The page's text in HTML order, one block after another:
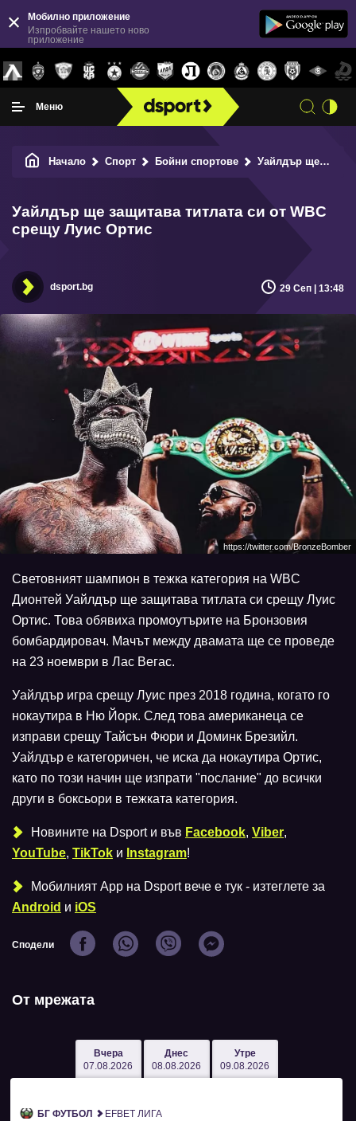
Мобилно приложение
Изпробвайте нашето ново
приложение
Меню
Начало Спорт Бойни спортове Уайлдър ще защитава титлата си от WBC срещу Луис Ортис
Уайлдър ще защитава титлата си от WBC
срещу Луис Ортис
dsport.bg 29 Сеп | 13:48
https://twitter.com/BronzeBomber
Световният шампион в тежка категория на WBC
Дионтей Уайлдър ще защитава титлата си срещу Луис
Ортис. Това обявиха промоутърите на Бронзовия
бомбардировач. Мачът между двамата ще се проведе
на 23 ноември в Лас Вегас.
Уайлдър игра срещу Луис през 2018 година, когато го
нокаутира в Ню Йорк. След това американеца се
изправи срещу Тайсън Фюри и Доминк Брезийл.
Уайлдър е категоричен, че иска да нокаутира Ортис,
като по този начин ще изпрати "послание" до всички
други в боксьори в тежката категория.
Новините на Dsport и във Facebook, Viber,
YouTube, TikTok и Instagram!
Мобилният Аpp на Dsport вече е тук - изтеглете за
Android и iOS
Сподели
От мрежата
Вчера
07.08.2026
Днес
08.08.2026
Утре
09.08.2026
БГ ФУТБОЛ EFBET ЛИГА